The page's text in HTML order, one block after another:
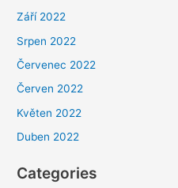
Září 2022
Srpen 2022
Červenec 2022
Červen 2022
Květen 2022
Duben 2022
Categories